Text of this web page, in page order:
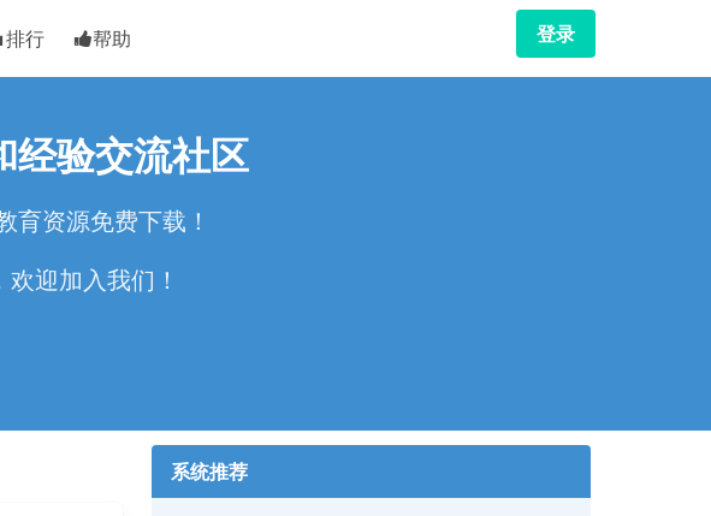
排行 帮助 登录
经验交流社区
资源免费下载！
迎加入我们！
系统推荐